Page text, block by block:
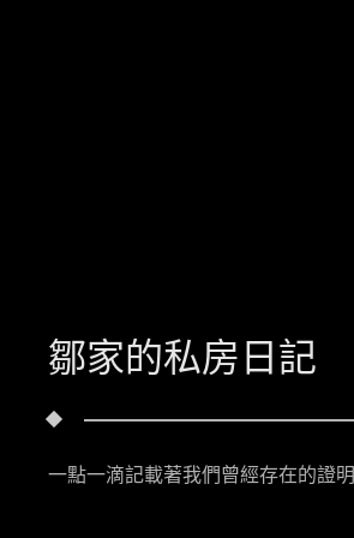
鄒家的私房日記
一點一滴記載著我們曾經存在的證明